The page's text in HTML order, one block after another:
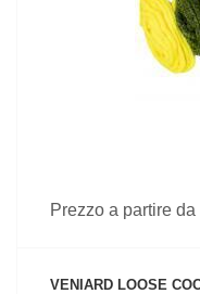
Prezzo a partire da
VENIARD LOOSE